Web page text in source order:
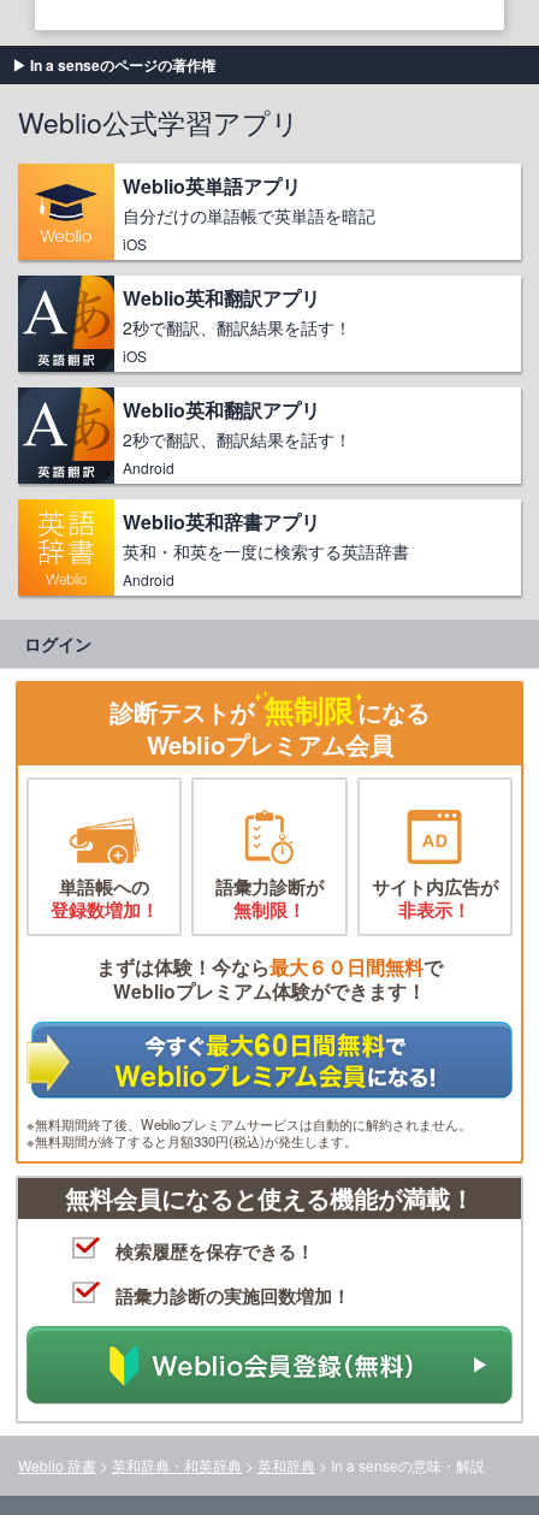
In a senseのページの著作権
Weblio公式学習アプリ
Weblio英単語アプリ
自分だけの単語帳で英単語を暗記
iOS
Weblio英和翻訳アプリ
2秒で翻訳、翻訳結果を話す！
iOS
Weblio英和翻訳アプリ
2秒で翻訳、翻訳結果を話す！
Android
Weblio英和辞書アプリ
英和・和英を一度に検索する英語辞書
Android
ログイン
診断テストが 無制限になる
Weblioプレミアム会員
単語帳への
登録数増加！
語彙力診断が
無制限！
サイト内広告が
非表示！
まずは体験！今なら最大６０日間無料で
Weblioプレミアム体験ができます！
※無料期間終了後、Weblioプレミアムサービスは自動的に解約されません。
※無料期間が終了すると月額330円(税込)が発生します。
無料会員になると使える機能が満載！
検索履歴を保存できる！
語彙力診断の実施回数増加！
Weblio 辞書 > 英和辞典・和英辞典 > 英和辞典 > In a senseの意味・解説